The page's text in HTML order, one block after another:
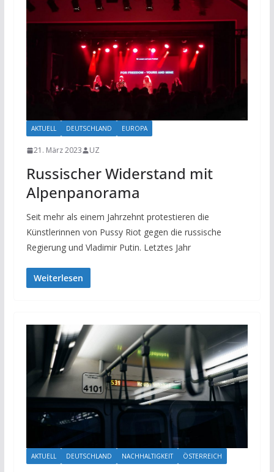
AKTUELL DEUTSCHLAND EUROPA
21. März 2023 UZ
Russischer Widerstand mit
Alpenpanorama
Seit mehr als einem Jahrzehnt protestieren die
Künstlerinnen von Pussy Riot gegen die russische
Regierung und Vladimir Putin. Letztes Jahr
Weiterlesen
AKTUELL DEUTSCHLAND NACHHALTIGKEIT ÖSTERREICH